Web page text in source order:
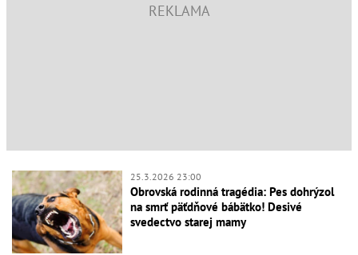
25.3.2026 23:00
Obrovská rodinná tragédia: Pes dohrýzol
na smrť päťdňové bábätko! Desivé
svedectvo starej mamy